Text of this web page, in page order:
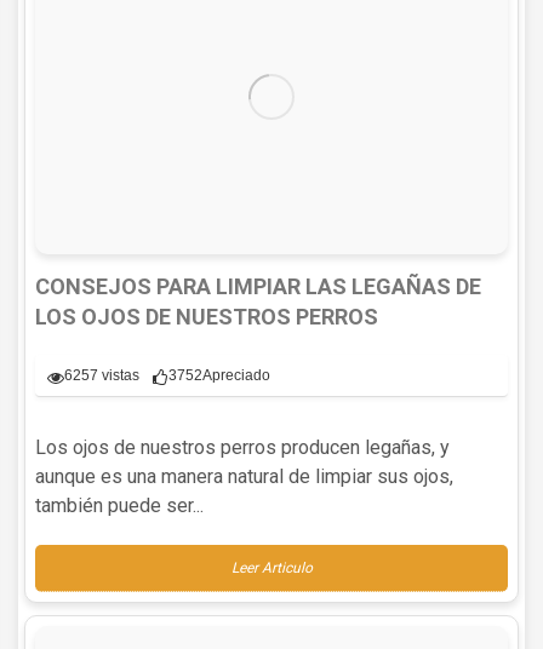
CONSEJOS PARA LIMPIAR LAS LEGAÑAS DE
LOS OJOS DE NUESTROS PERROS
6257 vistas 3752Apreciado
Los ojos de nuestros perros producen legañas, y
aunque es una manera natural de limpiar sus ojos,
también puede ser...
Leer Articulo